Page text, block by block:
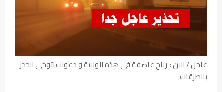
عاجل / الان : رياح عاصفة في هذه الولاية و دعوات لتوخي الحذر
بالطرقات